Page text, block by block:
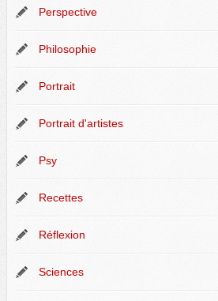
Perspective
Philosophie
Portrait
Portrait d'artistes
Psy
Recettes
Réflexion
Sciences